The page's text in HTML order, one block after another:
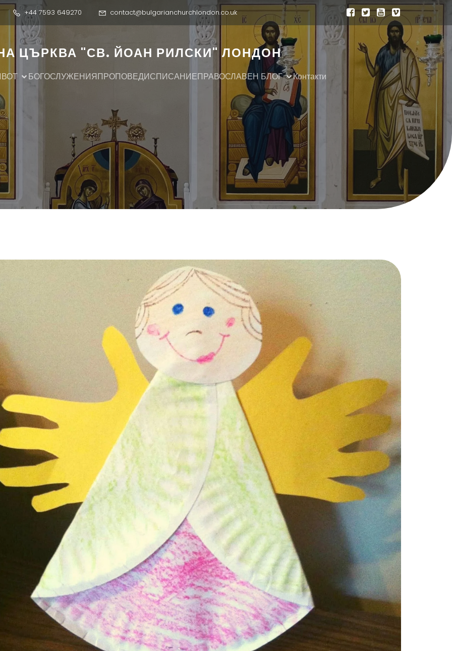
+44 7593 649270 contact@bulgarianchurchlondon.co.uk
ЦЪРКВА "СВ. ЙОАН РИЛСКИ" ЛОНДОН
БОГОСЛУЖЕНИЯПРОПОВЕДИСПИСАНИЕПРАВОСЛАВЕН БЛОГ Контакти